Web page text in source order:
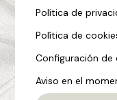
Política de
Política de
Configuración de
Aviso en el